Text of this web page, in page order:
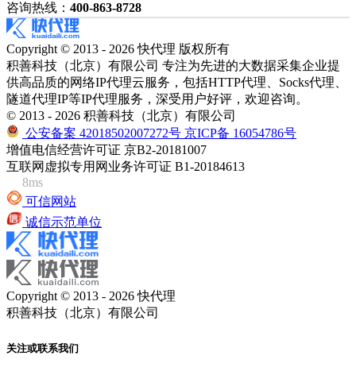
咨询热线： 400-863-8728
Copyright © 2013 - 2026 快代理 版权所有
积善科技（北京）有限公司 专注为先进的大数据采集企业提
供高品质的网络IP代理云服务，包括HTTP代理、Socks代理、
隧道代理IP等IP代理服务，深受用户好评，欢迎咨询。
© 2013 - 2026 积善科技（北京）有限公司
公安备案 42018502007272号 京ICP备 16054786号
增值电信经营许可证 京B2-20181007
互联网虚拟专用网业务许可证 B1-20184613
8ms
可信网站
诚信示范单位
Copyright © 2013 - 2026 快代理
积善科技（北京）有限公司
关注或联系我们